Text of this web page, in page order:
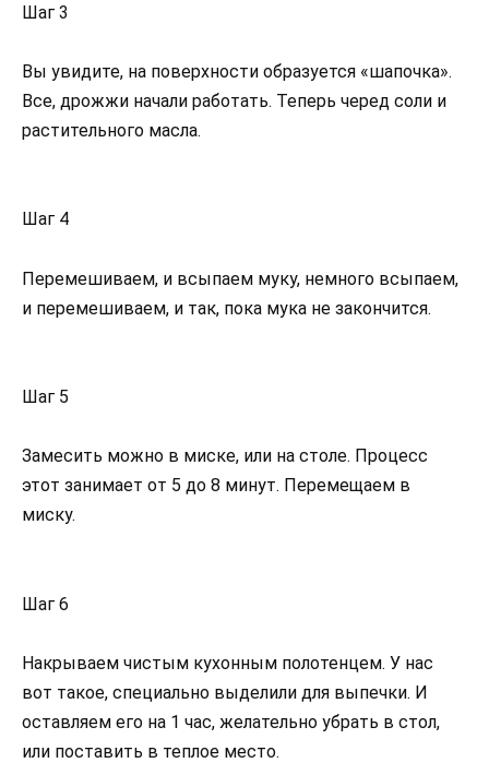
Шаг 3
Вы увидите, на поверхности образуется «шапочка».
Все, дрожжи начали работать. Теперь черед соли и
растительного масла.
Шаг 4
Перемешиваем, и всыпаем муку, немного всыпаем,
и перемешиваем, и так, пока мука не закончится.
Шаг 5
Замесить можно в миске, или на столе. Процесс
этот занимает от 5 до 8 минут. Перемещаем в
миску.
Шаг 6
Накрываем чистым кухонным полотенцем. У нас
вот такое, специально выделили для выпечки. И
оставляем его на 1 час, желательно убрать в стол,
или поставить в теплое место.